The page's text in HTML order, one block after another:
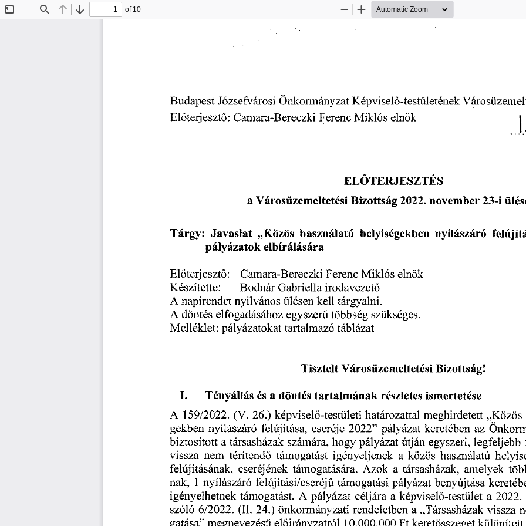
Find Previous
Next
of 10
Zoom
Zoom
Budapest Józsefvárosi Önkormányzat Képviselő-testületének
Előterjesztő: Camara-Bereczki Ferenc Miklós elnök
|
..
ELŐTERJESZTÉS
a Városüzemeltetési Bizottság 2022. november 23-i
Tárgy: Javaslat „Közös használatú helyiségekben nyílászáró
pályázatok elbírálására
Előterjesztő: Camara-Bereczki Ferenc Miklós elnök
Készítette:
Bodnár Gabriella irodavezető
A napirendet nyilvános ülésen kell tárgyalni.
A döntés elfogadásához egyszerű többség szükséges.
Melléklet: pályázatokat tartalmazó táblázat
Tisztelt Városüzemeltetési Bizottság!
L Tényállás és a döntés tartalmának részletes ismertetése
A 159/2022. (V. 26.) képviselő-testületi határozattal meghirdetett „Közös
gekben nyílászáró felújítása, cseréje 2022” pályázat keretében az
biztosított a társasházak számára, hogy pályázat útján egyszeri, legfeljebb
vissza nem térítendő támogatást igényeljenek a közös használatú
felújításának, cseréjének támogatására. Azok a társasházak, amelyek
nak, 1 nyílászáró felújítási/cseréjü támogatási pályázat benyújtása
igényelhetnek támogatást. A pályázat céljára a képviselő-testület a 2022.
szóló 6/2022. (II. 24.) önkormányzati rendeletben a „Társasházak vissza